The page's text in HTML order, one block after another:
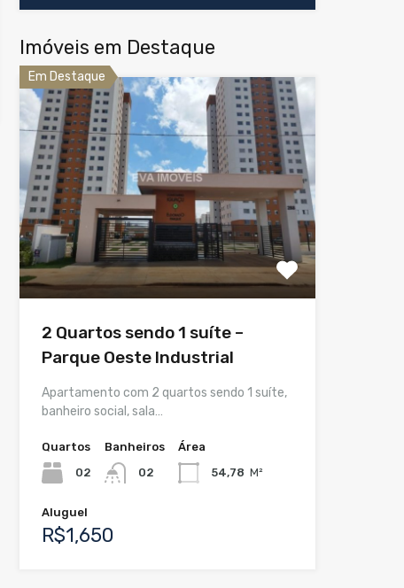
Imóveis em Destaque
Em Destaque
2 Quartos sendo 1 suíte –
Parque Oeste Industrial
Apartamento com 2 quartos sendo 1 suíte,
banheiro social, sala…
Quartos
02
Banheiros
02
Área
54,78 M²
Aluguel
R$1,650